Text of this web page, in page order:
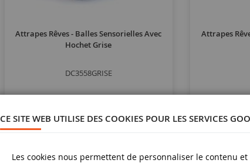
Attrapes Rêves - Balles Sensorielles Avec
Hochet Grise
DC3558GRISE
Attrapes
CE SITE WEB UTILISE DES COOKIES POUR LES SERVICES
Les cookies nous permettent de personnaliser le contenu